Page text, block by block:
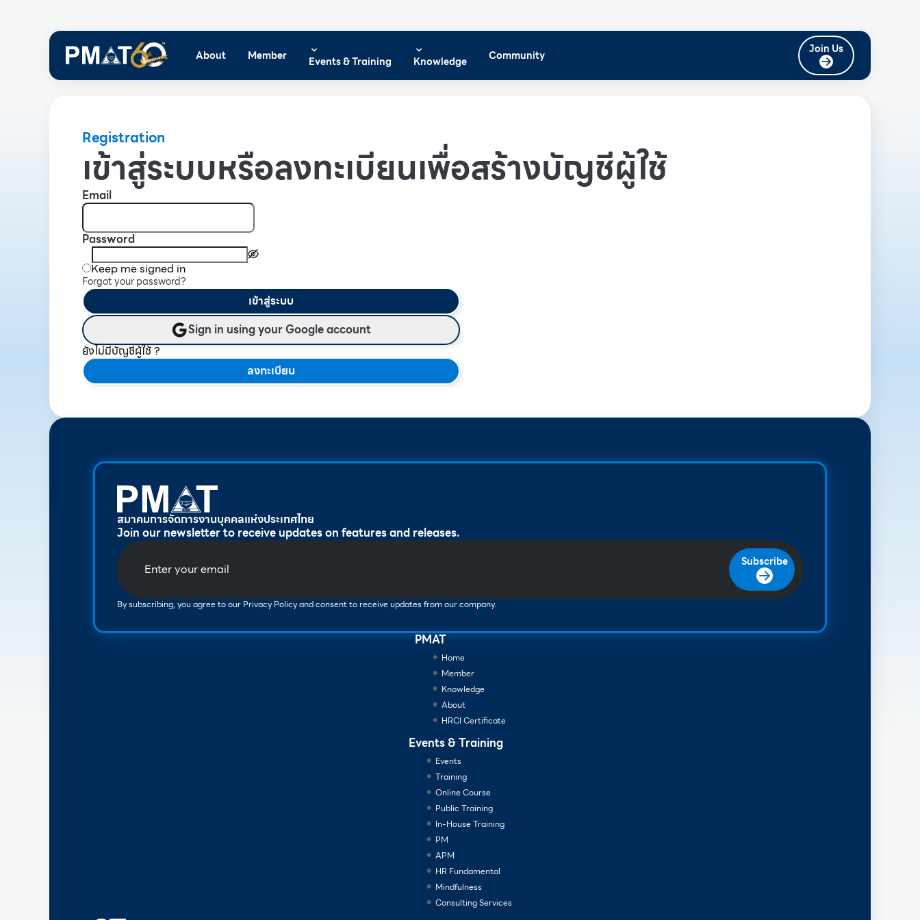
About Member Events & Training Knowledge Community Join Us
Registration
เข้าสู่ระบบหรือลงทะเบียนเพื่อสร้างบัญชีผู้ใช้
Email
Password
Keep me signed in
Forgot your password?
เข้าสู่ระบบ
Sign in using your Google account
ยังไม่มีบัญชีผู้ใช้ ?
ลงทะเบียน
สมาคมการจัดการงานบุคคลแห่งประเทศไทย
Join our newsletter to receive updates on features and releases.
Subscribe
By subscribing, you agree to our Privacy Policy and consent to receive updates from our company.
PMAT
Home
Member
Knowledge
About
HRCI Certificate
Events & Training
Events
Training
Online Course
Public Training
In-House Training
PM
APM
HR Fundamental
Mindfulness
Consulting Services